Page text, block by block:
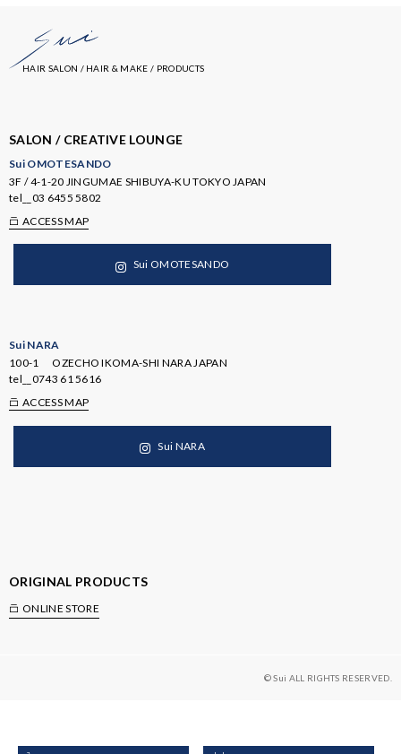
HAIR SALON / HAIR & MAKE / PRODUCTS
SALON / CREATIVE LOUNGE
Sui OMOTESANDO
3F / 4-1-20 JINGUMAE SHIBUYA-KU TOKYO JAPAN
tel__ 03 6455 5802
ACCESS MAP
Sui OMOTESANDO
Sui NARA
100-1 OZECHO IKOMA-SHI NARA JAPAN
tel__ 0743 61 5616
ACCESS MAP
Sui NARA
ORIGINAL PRODUCTS
ONLINE STORE
© Sui ALL RIGHTS RESERVED.